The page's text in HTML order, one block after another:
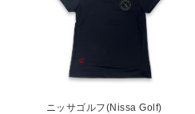
ニッサゴルフ(Nissa Golf)